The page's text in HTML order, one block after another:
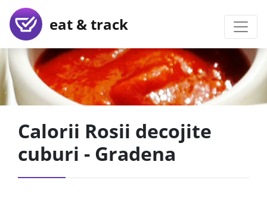
eat & track
Calorii Rosii decojite
cuburi - Gradena